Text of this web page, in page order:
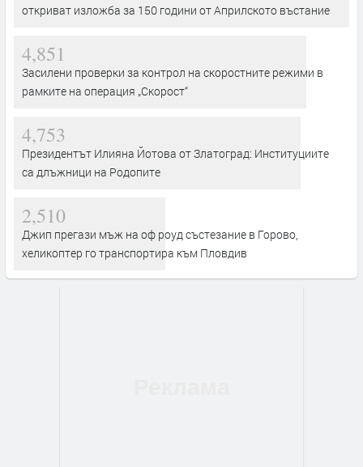
откриват изложба за 150 години от Априлското въстание
4,851
Засилени проверки за контрол на скоростните режими в
рамките на операция „Скорост“
4,753
Президентът Илияна Йотова от Златоград: Институциите
са длъжници на Родопите
2,510
Джип прегази мъж на оф роуд състезание в Горово,
хеликоптер го транспортира към Пловдив